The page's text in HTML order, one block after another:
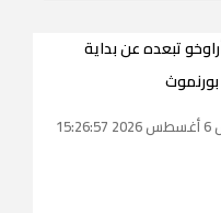
تبعده عن بداية